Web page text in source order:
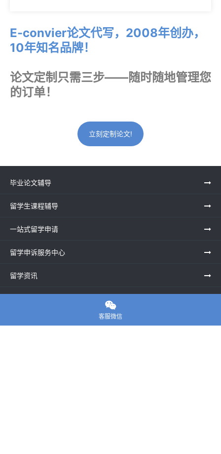
E-convier论文代写，2008年创办，
10年知名品牌！
论文定制只需三步——随时随地管理您
的订单！
立刻定制论文!
毕业论文辅导
留学生课程辅导
一站式留学申请
留学申诉服务中心
留学资讯

客服微信